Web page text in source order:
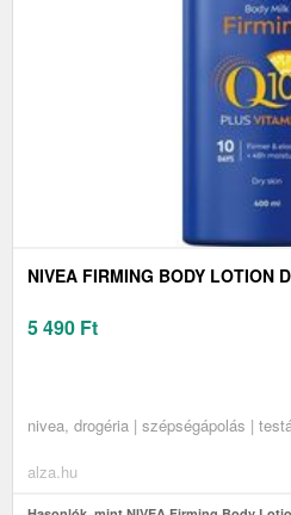
NIVEA FIRMING BODY LOTION
5 490 Ft
nivea, drogéria | szépségápolás |
alza.hu